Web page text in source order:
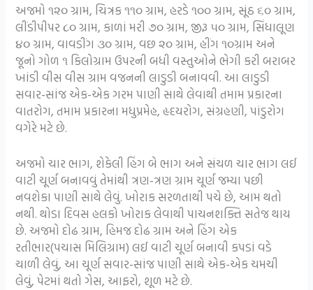
અજમો ૧૨૦ ગ્રામ, ચિત્રક ૧૧૦ ગ્રામ, હરડે ૧૦૦ ગ્રામ, સૂંઠ ૬૦ ગ્રામ,
લીંડીપીપર ૮૦ ગ્રામ, કાળાં મરી ૭૦ ગ્રામ, જીરૂ ૫૦ ગ્રામ, સિંધાલૂણ
૪૦ ગ્રામ, વાવડીંગ ૩૦ ગ્રામ, વછ ૨૦ ગ્રામ, હીંગ ૧૦ગ્રામ અને
જૂનો ગોળ ૧ કિલોગ્રામ ઉપરની બધી વસ્તુઓને ભેગી કરી બરાબર
ખાંડી વીસ વીસ ગ્રામ વજનની લાડુડી બનાવવી. આ લાડુડી
સવાર-સાંજ એક-એક ગરમ પાણી સાથે લેવાથી તમામ પ્રકારના
વાતરોગ, તમામ પ્રકારના મધુપ્રમેહ, હૃદયરોગ, સંગ્રહણી, પાંડુરોગ
વગેરે મટે છે.
અજમો ચાર ભાગ, શેકેલી હિંગ બે ભાગ અને સંચળ ચાર ભાગ લઈ
વાટી ચૂર્ણ બનાવવું તેમાંથી ત્રણ-ત્રણ ગ્રામ ચૂર્ણ જમ્યા પછી
નવશેકા પાણી સાથે લેવું. ખોરાક સરળતાથી પચે છે, આમ થતો
નથી. થોડા દિવસ હલકો ખોરાક લેવાથી પાચનશક્તિ સતેજ થાય
છે. અજમો દોઢ ગ્રામ, હિમજ દોઢ ગ્રામ અને હિંગ એક
રતીભાર(પચાસ મિલિગ્રામ) લઈ વાટી ચૂર્ણ બનાવી કપડાં વડે
ચાળી લેવું, આ ચૂર્ણ સવાર-સાંજ પાણી સાથે એક-એક ચમચી
લેવું, પેટમાં થતો ગેસ, આફરો, શૂળ મટે છે.